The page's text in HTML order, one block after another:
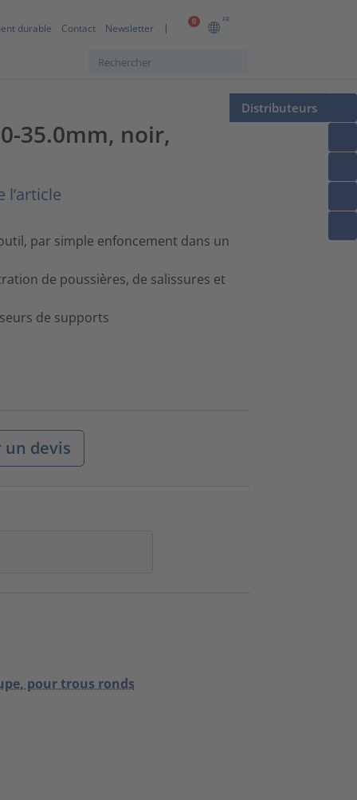
0 FR
durable Contact Newsletter
Distributeurs
35.0mm, noir,
l’article
par simple enfoncement dans un
de poussières, de salissures et
de supports
un devis
pour trous ronds